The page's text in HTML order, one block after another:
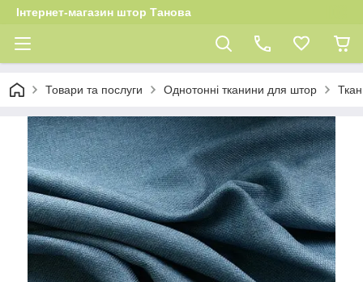
Інтернет-магазин штор Танова
Товари та послуги Однотонні тканини для штор